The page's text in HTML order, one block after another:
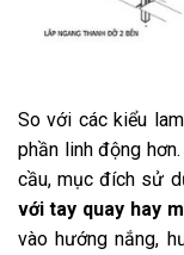
So với các kiểu
phần linh động
cầu, mục đích sử
với tay quay hay
vào hướng nắng,